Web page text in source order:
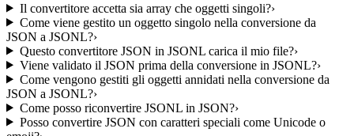
Il convertitore accetta sia array che oggetti singoli?›
Come viene gestito un oggetto singolo nella conversione da
JSON a JSONL?›
Questo convertitore JSON in JSONL carica il mio file?›
Viene validato il JSON prima della conversione in JSONL?›
Come vengono gestiti gli oggetti annidati nella conversione da
JSON a JSONL?›
Come posso riconvertire JSONL in JSON?›
Posso convertire JSON con caratteri speciali come Unicode o